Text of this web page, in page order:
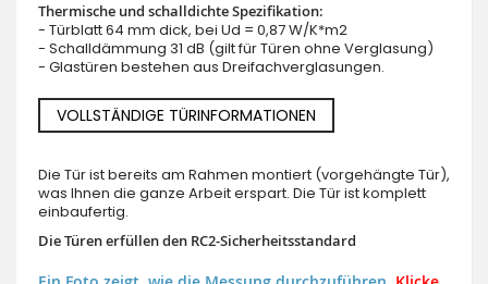
Thermische und schalldichte Spezifikation:
- Türblatt 64 mm dick, bei Ud = 0,87 W/K*m2
- Schalldämmung 31 dB (gilt für Türen ohne Verglasung)
- Glastüren bestehen aus Dreifachverglasungen.
VOLLSTÄNDIGE TÜRINFORMATIONEN
Die Tür ist bereits am Rahmen montiert (vorgehängte Tür),
was Ihnen die ganze Arbeit erspart. Die Tür ist komplett
einbaufertig.
Die Türen erfüllen den RC2-Sicherheitsstandard